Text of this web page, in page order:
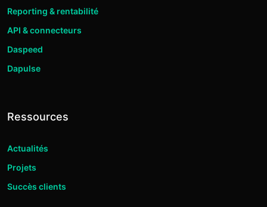
Reporting & rentabilité
API & connecteurs
Daspeed
Dapulse
Ressources
Actualités
Projets
Succès clients